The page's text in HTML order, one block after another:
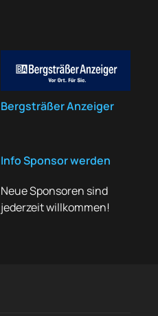
Bergsträßer Anzeiger
Info Sponsor werden
Neue Sponsoren sind
jederzeit willkommen!